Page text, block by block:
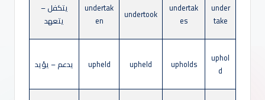
under
take
undertak
es
undertook
undertak
en
يتكفل –
يتعهد
uphol
d
upholds
upheld
upheld يدعم – يؤيد